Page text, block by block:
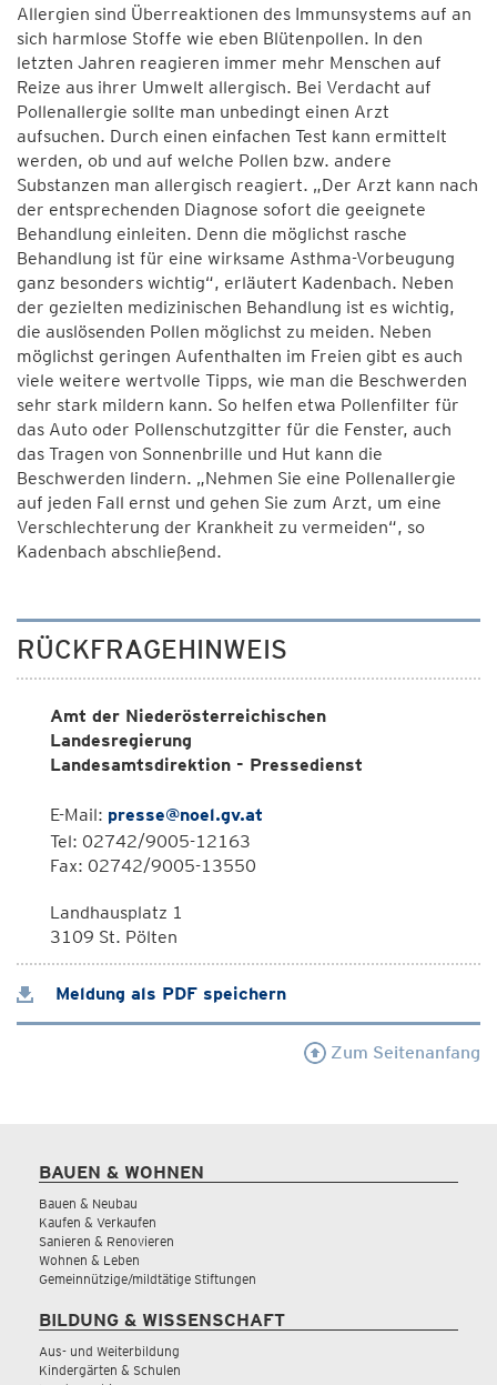
Allergien sind Überreaktionen des Immunsystems auf an
sich harmlose Stoffe wie eben Blütenpollen. In den
letzten Jahren reagieren immer mehr Menschen auf
Reize aus ihrer Umwelt allergisch. Bei Verdacht auf
Pollenallergie sollte man unbedingt einen Arzt
aufsuchen. Durch einen einfachen Test kann ermittelt
werden, ob und auf welche Pollen bzw. andere
Substanzen man allergisch reagiert. „Der Arzt kann nach
der entsprechenden Diagnose sofort die geeignete
Behandlung einleiten. Denn die möglichst rasche
Behandlung ist für eine wirksame Asthma-Vorbeugung
ganz besonders wichtig“, erläutert Kadenbach. Neben
der gezielten medizinischen Behandlung ist es wichtig,
die auslösenden Pollen möglichst zu meiden. Neben
möglichst geringen Aufenthalten im Freien gibt es auch
viele weitere wertvolle Tipps, wie man die Beschwerden
sehr stark mildern kann. So helfen etwa Pollenfilter für
das Auto oder Pollenschutzgitter für die Fenster, auch
das Tragen von Sonnenbrille und Hut kann die
Beschwerden lindern. „Nehmen Sie eine Pollenallergie
auf jeden Fall ernst und gehen Sie zum Arzt, um eine
Verschlechterung der Krankheit zu vermeiden“, so
Kadenbach abschließend.
RÜCKFRAGEHINWEIS
Amt der Niederösterreichischen
Landesregierung
Landesamtsdirektion - Pressedienst
E-Mail: presse@noel.gv.at
Tel: 02742/9005-12163
Fax: 02742/9005-13550
Landhausplatz 1
3109 St. Pölten
Meldung als PDF speichern
Zum Seitenanfang
BAUEN & WOHNEN
Bauen & Neubau
Kaufen & Verkaufen
Sanieren & Renovieren
Wohnen & Leben
Gemeinnützige/mildtätige Stiftungen
BILDUNG & WISSENSCHAFT
Aus- und Weiterbildung
Kindergärten & Schulen